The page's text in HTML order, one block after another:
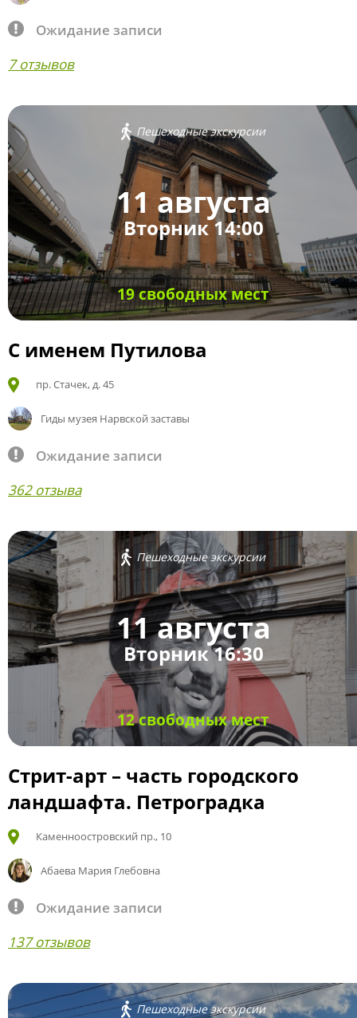
Ожидание записи
7 отзывов
Пешеходные экскурсии
11 августа
Вторник 14:00
19 свободных мест
С именем Путилова
пр. Стачек, д. 45
Гиды музея Нарвской заставы
Ожидание записи
362 отзыва
Пешеходные экскурсии
11 августа
Вторник 16:30
12 свободных мест
Стрит-арт – часть городского
ландшафта. Петроградка
Каменноостровский пр., 10
Абаева Мария Глебовна
Ожидание записи
137 отзывов
Пешеходные экскурсии